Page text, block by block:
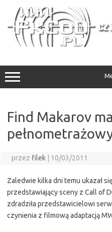
treści
Find Makarov
przez filek 10/03/2011
Zaledwie kilka dni temu ukazał
przedstawiający sceny z Call of
zdradziła przedstawicielowi
czynienia z filmową adaptacją